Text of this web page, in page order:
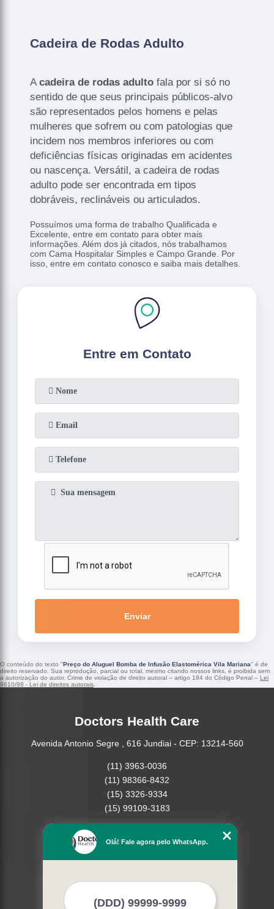
Cadeira de Rodas Adulto
Acadeira de rodas adulto fala por si só no
sentido de que seus principais públicos-alvo
são representados pelos homens e pelas
mulheres que sofrem ou com patologias que
incidem nos membros inferiores ou com
deficiências físicas originadas em acidentes
ou nascença. Versátil, a cadeira de rodas
adulto pode ser encontrada em tipos
dobráveis, reclináveis ou articulados.
Possuímos uma forma de trabalho Qualificada e
Excelente, entre em contato para obter mais
informações. Além dos já citados, nós trabalhamos
com Cama Hospitalar Simples e Campo Grande. Por
isso, entre em contato conosco e saiba mais detalhes.
Entre em Contato
Enviar
O conteúdo do texto "Preço do Aluguel Bomba de Infusão Elastomérica Vila Mariana" é de
direito reservado. Sua reprodução, parcial ou total, mesmo citando nossos links, é proibida sem
a autorização do autor. Crime de violação de direito autoral – artigo 184 do Código Penal – Lei
9610/98 - Lei de direitos autorais
Doctors Health Care
Avenida Antonio Segre , 616 Jundiai - CEP: 13214-560
(11) 3963-0036
(11) 98366-8432
(15) 3326-9334
(15) 99109-3183
Empresa
Missão
Mapa do site
Olá! Fale agora pelo WhatsApp.